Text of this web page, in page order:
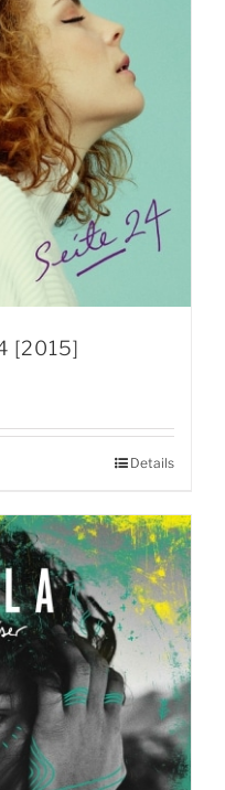
[2015]
Details